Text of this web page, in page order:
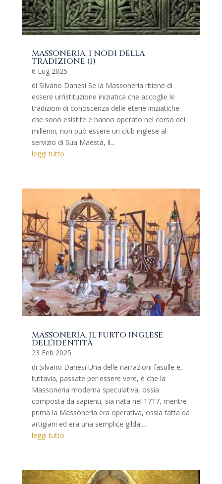
MASSONERIA, I NODI DELLA
TRADIZIONE (1)
6 Lug 2025
di Silvano Danesi Se la Massoneria ritiene di
essere un’istituzione iniziatica che accoglie le
tradizioni di conoscenza delle eterie iniziatiche
che sono esistite e hanno operato nel corso dei
millenni, non può essere un club inglese al
servizio di Sua Maestà, il...
leggi tutto
MASSONERIA, IL FURTO INGLESE
DELL’IDENTITÀ
23 Feb 2025
di Silvano Danesi Una delle narrazioni fasulle e,
tuttavia, passate per essere vere, è che la
Massoneria moderna speculativa, ossia
composta da sapienti, sia nata nel 1717, mentre
prima la Massoneria era operativa, ossia fatta da
artigiani ed era una semplice gilda....
leggi tutto